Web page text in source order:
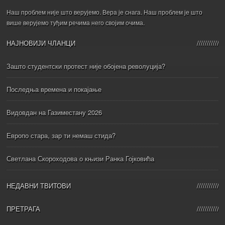
Наш проблем није што верујемо. Вера је снага. Наш проблем је што
више верујемо туђим речима него својим очима.
НАЈНОВИЈИ ЧЛАНЦИ
Зашто студентски протест није обојена револуција?
Последња времена и покајање
Видовдан на Газиместану 2026
Европо стара, зар ти немаш стида?
Светлана Скороходова о књизи Ранка Гојковића
НЕДАВНИ ТВИТОВИ
ПРЕТРАГА